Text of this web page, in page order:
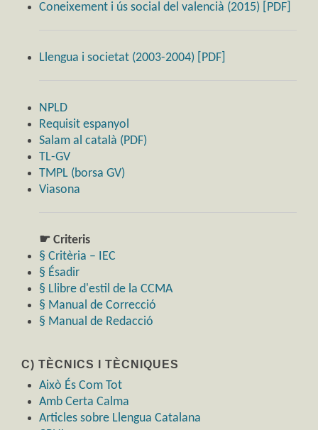
Coneixement i ús social del valencià (2015) [PDF]
Llengua i societat (2003-2004) [PDF]
NPLD
Requisit espanyol
Salam al català (PDF)
TL-GV
TMPL (borsa GV)
Viasona
☛ Criteris
§ Critèria – IEC
§ Ésadir
§ Llibre d'estil de la CCMA
§ Manual de Correcció
§ Manual de Redacció
C) TÈCNICS I TÈCNIQUES
Això És Com Tot
Amb Certa Calma
Articles sobre Llengua Catalana